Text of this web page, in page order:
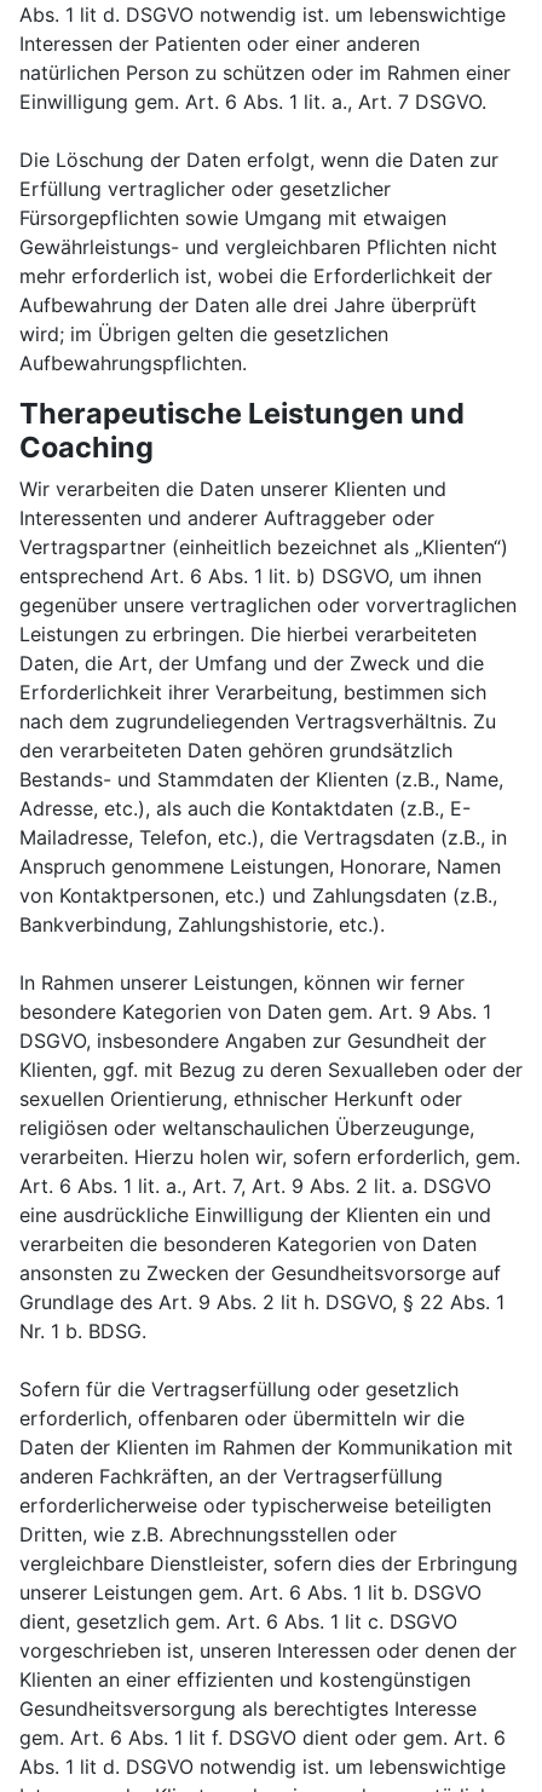
Abs. 1 lit d. DSGVO notwendig ist. um lebenswichtige
Interessen der Patienten oder einer anderen
natürlichen Person zu schützen oder im Rahmen einer
Einwilligung gem. Art. 6 Abs. 1 lit. a., Art. 7 DSGVO.
Die Löschung der Daten erfolgt, wenn die Daten zur
Erfüllung vertraglicher oder gesetzlicher
Fürsorgepflichten sowie Umgang mit etwaigen
Gewährleistungs- und vergleichbaren Pflichten nicht
mehr erforderlich ist, wobei die Erforderlichkeit der
Aufbewahrung der Daten alle drei Jahre überprüft
wird; im Übrigen gelten die gesetzlichen
Aufbewahrungspflichten.
Therapeutische Leistungen und
Coaching
Wir verarbeiten die Daten unserer Klienten und
Interessenten und anderer Auftraggeber oder
Vertragspartner (einheitlich bezeichnet als „Klienten“)
entsprechend Art. 6 Abs. 1 lit. b) DSGVO, um ihnen
gegenüber unsere vertraglichen oder vorvertraglichen
Leistungen zu erbringen. Die hierbei verarbeiteten
Daten, die Art, der Umfang und der Zweck und die
Erforderlichkeit ihrer Verarbeitung, bestimmen sich
nach dem zugrundeliegenden Vertragsverhältnis. Zu
den verarbeiteten Daten gehören grundsätzlich
Bestands- und Stammdaten der Klienten (z.B., Name,
Adresse, etc.), als auch die Kontaktdaten (z.B., E-
Mailadresse, Telefon, etc.), die Vertragsdaten (z.B., in
Anspruch genommene Leistungen, Honorare, Namen
von Kontaktpersonen, etc.) und Zahlungsdaten (z.B.,
Bankverbindung, Zahlungshistorie, etc.).
In Rahmen unserer Leistungen, können wir ferner
besondere Kategorien von Daten gem. Art. 9 Abs. 1
DSGVO, insbesondere Angaben zur Gesundheit der
Klienten, ggf. mit Bezug zu deren Sexualleben oder der
sexuellen Orientierung, ethnischer Herkunft oder
religiösen oder weltanschaulichen Überzeugunge,
verarbeiten. Hierzu holen wir, sofern erforderlich, gem.
Art. 6 Abs. 1 lit. a., Art. 7, Art. 9 Abs. 2 lit. a. DSGVO
eine ausdrückliche Einwilligung der Klienten ein und
verarbeiten die besonderen Kategorien von Daten
ansonsten zu Zwecken der Gesundheitsvorsorge auf
Grundlage des Art. 9 Abs. 2 lit h. DSGVO, § 22 Abs. 1
Nr. 1 b. BDSG.
Sofern für die Vertragserfüllung oder gesetzlich
erforderlich, offenbaren oder übermitteln wir die
Daten der Klienten im Rahmen der Kommunikation mit
anderen Fachkräften, an der Vertragserfüllung
erforderlicherweise oder typischerweise beteiligten
Dritten, wie z.B. Abrechnungsstellen oder
vergleichbare Dienstleister, sofern dies der Erbringung
unserer Leistungen gem. Art. 6 Abs. 1 lit b. DSGVO
dient, gesetzlich gem. Art. 6 Abs. 1 lit c. DSGVO
vorgeschrieben ist, unseren Interessen oder denen der
Klienten an einer effizienten und kostengünstigen
Gesundheitsversorgung als berechtigtes Interesse
gem. Art. 6 Abs. 1 lit f. DSGVO dient oder gem. Art. 6
Abs. 1 lit d. DSGVO notwendig ist. um lebenswichtige